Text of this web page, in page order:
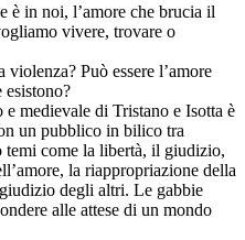
è in noi, l’amore che brucia il
vivere, trovare o
violenza? Può essere l’amore
esistono?
medievale di Tristano e Isotta è
un pubblico in bilico tra
temi come la libertà, il giudizio,
la riappropriazione della
degli altri. Le gabbie
alle attese di un mondo